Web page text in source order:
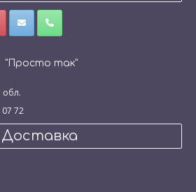
"Просто так"
обл.
72
Доставка